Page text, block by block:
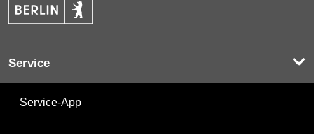
Service
Service-App